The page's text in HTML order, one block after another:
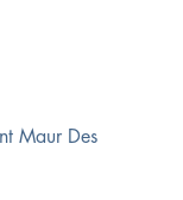
Maur Des